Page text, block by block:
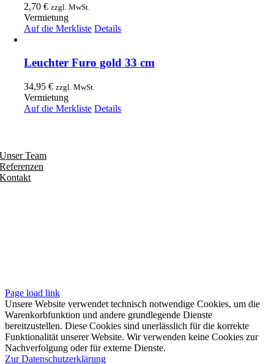
2,70€ zzgl. MwSt.
Vermietung
Auf die Merkliste Details
Leuchter Furo gold 33 cm
34,95€ zzgl. MwSt.
Vermietung
Auf die Merkliste Details
Unser Team
Referenzen
Kontakt
Page load link
Unsere Website verwendet technisch notwendige Cookies, um die
Warenkorbfunktion und andere grundlegende Dienste
bereitzustellen. Diese Cookies sind unerlässlich für die korrekte
Funktionalität unserer Website. Wir verwenden keine Cookies zur
Nachverfolgung oder für externe Dienste.
Zur Datenschutzerklärung